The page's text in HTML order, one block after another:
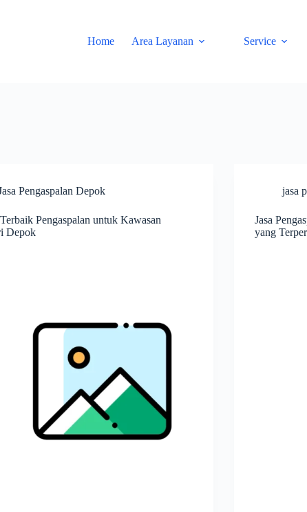
Home
Area Layanan Service
Pengaspalan Depok
Pengaspalan untuk Kawasan
Depok
jasa
Jasa
yang